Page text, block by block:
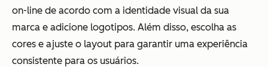
on-line de acordo com a identidade visual da sua
marca e adicione logotipos. Além disso, escolha as
cores e ajuste o layout para garantir uma experiência
consistente para os usuários.